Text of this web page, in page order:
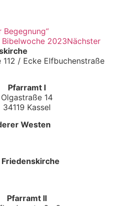
Begegnung“
Bibelwoche 2023Nächster
/ Ecke Elfbuchenstraße
Pfarramt I
Olgastraße 14
34119 Kassel
Westen
Pfarramt II